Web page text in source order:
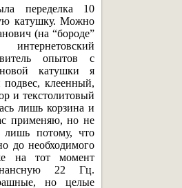
переделка 10
катушку. Можно
(на “бороде”
опытов с
катушки я
подвес, клеенный,
и текстолитовый
лишь корзина и
применяю, но не
лишь потому, что
до необходимого
на тот момент
22 Гц.
но целые